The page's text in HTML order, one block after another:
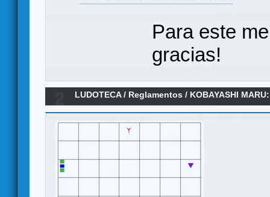
Para este
gracias!
LUDOTECA/ Reglamentos / KOBAYASHI
Reglamento en español